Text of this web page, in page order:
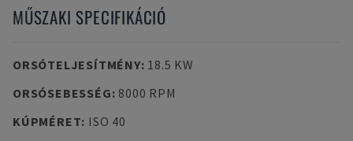
MŰSZAKI SPECIFIKÁCIÓ
ORSÓTELJESÍTMÉNY: 18.5 KW
ORSÓSEBESSÉG: 8000 RPM
KÚPMÉRET: ISO 40